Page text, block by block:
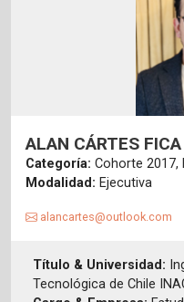
ALAN CÁRTES FICA
Categoría: Cohorte 2017,
Modalidad: Ejecutiva
alancartes@outlook.com
Título & Universidad:
Tecnológica de Chile